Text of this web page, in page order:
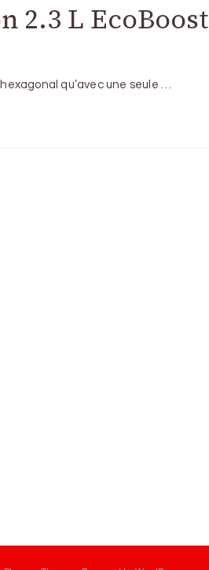
2.3 L EcoBoost
qu’avec une seule …